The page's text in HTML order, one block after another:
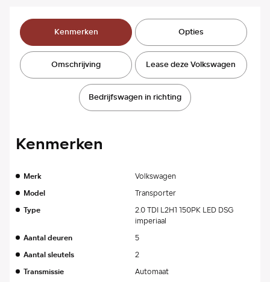
Kenmerken Opties
Omschrijving Lease deze Volkswagen
Bedrijfswagen in richting
Kenmerken
Merk Volkswagen
Model Transporter
Type
2.0 TDI L2H1 150PK LED DSG
imperiaal
Aantal deuren 5
Aantal sleutels 2
Transmissie Automaat